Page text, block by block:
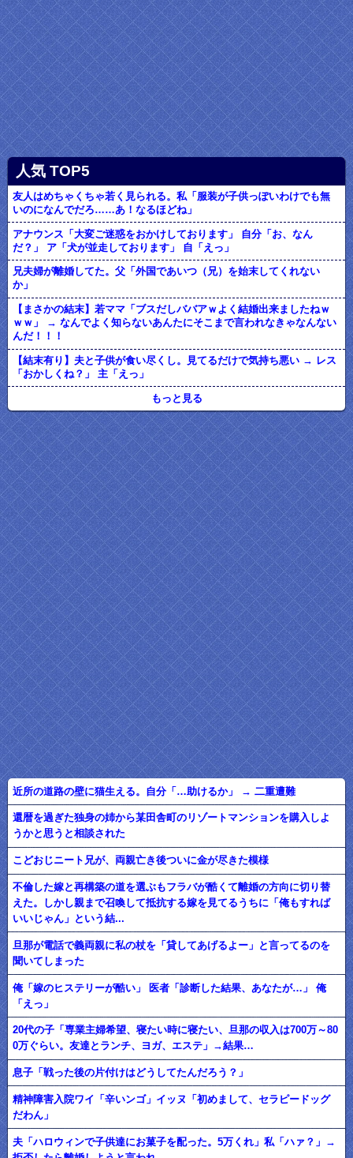
人気 TOP5
友人はめちゃくちゃ若く見られる。私「服装が子供っぽいわけでも無
いのになんでだろ……あ！なるほどね」
アナウンス「大変ご迷惑をおかけしております」 自分「お、なん
だ？」 ア「犬が並走しております」 自「えっ」
兄夫婦が離婚してた。父「外国であいつ（兄）を始末してくれない
か」
【まさかの結末】若ママ「ブスだしババアｗよく結婚出来ましたねｗ
ｗｗ」 → なんでよく知らないあんたにそこまで言われなきゃなんない
んだ！！！
【結末有り】夫と子供が食い尽くし。見てるだけで気持ち悪い → レス
「おかしくね？」 主「えっ」
もっと見る
近所の道路の壁に猫生える。自分「…助けるか」 → 二重遭難
還暦を過ぎた独身の姉から某田舎町のリゾートマンションを購入しよ
うかと思うと相談された
こどおじニート兄が、両親亡き後ついに金が尽きた模様
不倫した嫁と再構築の道を選ぶもフラバが酷くて離婚の方向に切り替
えた。しかし親まで召喚して抵抗する嫁を見てるうちに「俺もすれば
いいじゃん」という結...
旦那が電話で義両親に私の杖を「貸してあげるよー」と言ってるのを
聞いてしまった
俺「嫁のヒステリーが酷い」 医者「診断した結果、あなたが…」 俺
「えっ」
20代の子「専業主婦希望、寝たい時に寝たい、旦那の収入は700万～80
0万ぐらい。友達とランチ、ヨガ、エステ」→結果…
息子「戦った後の片付けはどうしてたんだろう？」
精神障害入院ワイ「辛いンゴ」イッヌ「初めまして、セラピードッグ
だわん」
夫「ハロウィンで子供達にお菓子を配った。5万くれ」私「ハァ？」→